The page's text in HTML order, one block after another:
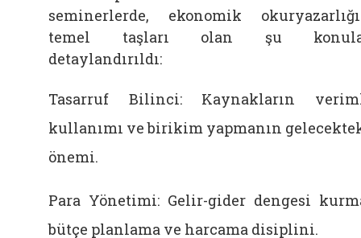
seminerlerde, ekonomik
temel taşları olan şu
detaylandırıldı:
Tasarruf Bilinci: Kaynakların
kullanımı ve birikim yapmanın
önemi.
Para Yönetimi: Gelir-gider dengesi
bütçe planlama ve harcama disiplini.